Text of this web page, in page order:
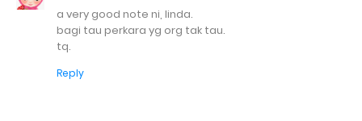
a very good note ni, linda.
bagi tau perkara yg org tak tau.
tq.
Reply